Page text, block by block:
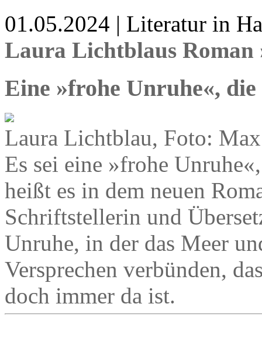
01.05.2024 | Literatur in
Laura Lichtblaus Roman
Eine »frohe Unruhe«,
Laura Lichtblau, Foto:
Es sei eine »frohe
heißt es in dem neuen
Schriftstellerin und
Unruhe, in der das Meer
Versprechen verbünden,
doch immer da ist.